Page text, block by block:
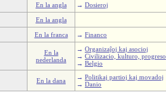
En la angla → Dosieroj
En la angla
En la franca → Financo
En la
nederlanda
→ Organizaĵoj kaj asocioj
→ Civilizacio, kulturo, progreso
→ Belgio
En la dana → Politikaj partioj kaj movadoj
→ Danio